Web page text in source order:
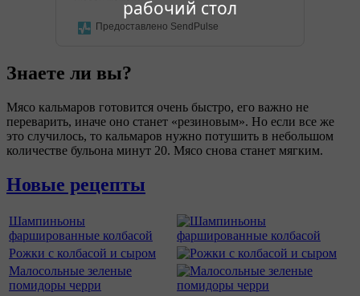
рабочий стол
Предоставлено SendPulse
Знаете ли вы?
Мясо кальмаров готовится очень быстро, его важно не
переварить, иначе оно станет «резиновым». Но если все же
это случилось, то кальмаров нужно потушить в небольшом
количестве бульона минут 20. Мясо снова станет мягким.
Новые рецепты
Шампиньоны
фаршированные колбасой
Рожки с колбасой и сыром
Малосольные зеленые
помидоры черри